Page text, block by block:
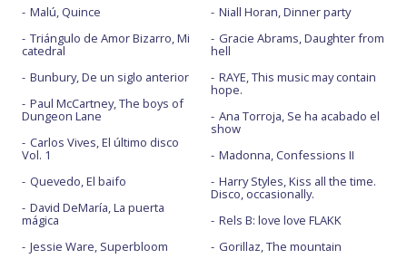
Malú, Quince
Triángulo de Amor Bizarro, Mi
catedral
Bunbury, De un siglo anterior
Paul McCartney, The boys of
Dungeon Lane
Carlos Vives, El último disco
Vol. 1
Quevedo, El baifo
David DeMaría, La puerta
mágica
Jessie Ware, Superbloom
Niall Horan, Dinner party
Gracie Abrams, Daughter from
hell
RAYE, This music may contain
hope.
Ana Torroja, Se ha acabado el
show
Madonna, Confessions II
Harry Styles, Kiss all the time.
Disco, occasionally.
Rels B: love love FLAKK
Gorillaz, The mountain